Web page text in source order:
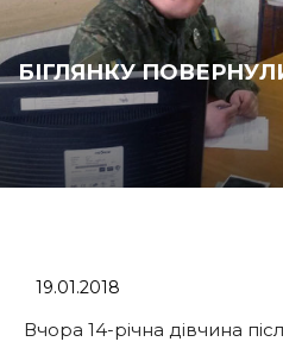
БІГЛЯНКУ
19.01.2018
Вчора 14-річна дівчина